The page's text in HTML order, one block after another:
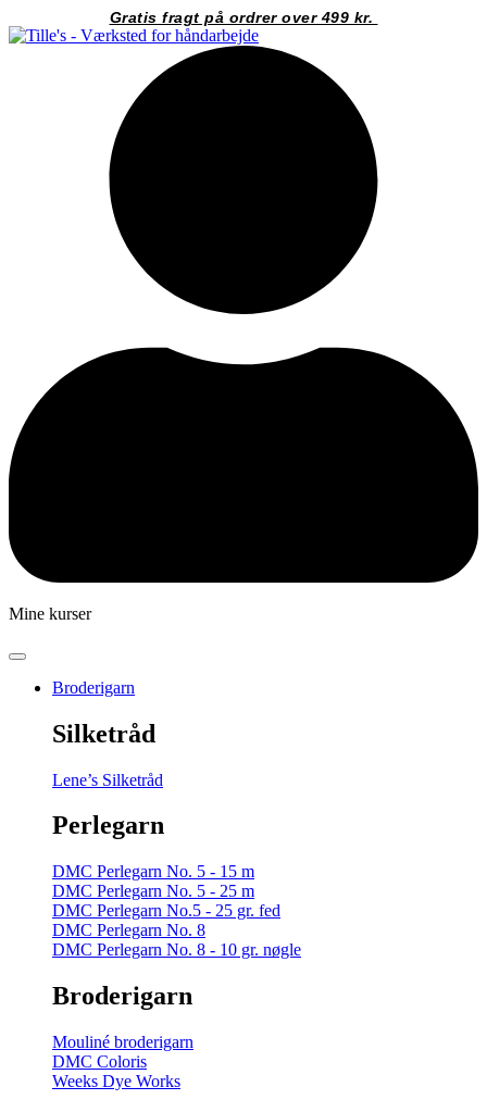
til
Gratis fragt på ordrer over 499 kr.
Mine kurser
Broderigarn
Silketråd
Lene’s Silketråd
Perlegarn
DMC Perlegarn No. 5 - 15 m
DMC Perlegarn No. 5 - 25 m
DMC Perlegarn No.5 - 25 gr. fed
DMC Perlegarn No. 8
DMC Perlegarn No. 8 - 10 gr. nøgle
Broderigarn
Mouliné broderigarn
DMC Coloris
Weeks Dye Works